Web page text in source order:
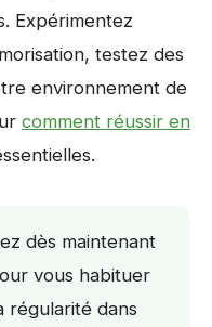
Expérimentez
testez des
environnement de
comment réussir en
dès maintenant
vous habituer
régularité dans